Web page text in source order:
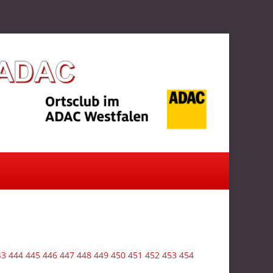
444 445 446 447 448 449 450 451 452 453 454